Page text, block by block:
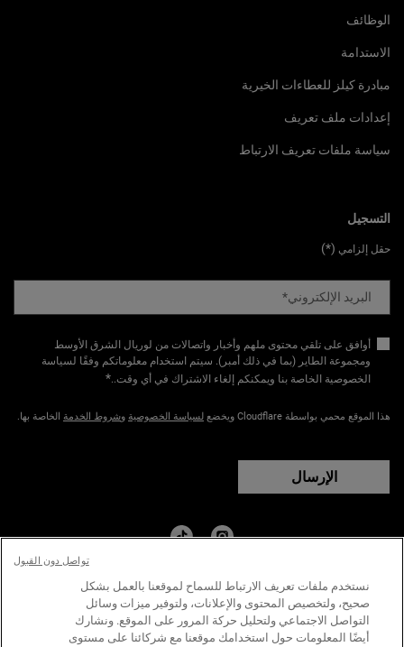
الوظائف
الاستدامة
مبادرة كيلز للعطاءات الخيرية
إعدادات ملف تعريف
سياسة ملفات تعريف الارتباط
التسجيل
حقل إلزامي (*)
البريد الإلكتروني*
أوافق على تلقي محتوى ملهم وأخبار واتصالات من لوريال الشرق الأوسط
ومجموعة الطاير (بما في ذلك أمبر). سيتم استخدام معلوماتكم وفقًا لسياسة
الخصوصية الخاصة بنا ويمكنكم إلغاء الاشتراك في أي وقت.​.
*
هذا الموقع محمي بواسطة Cloudflare ويخضع لسياسة الخصوصية وشروط الخدمة الخاصة بها.
الإرسال
﷼ - SA (AR)
نستخدم ملفات تعريف الارتباط للسماح لموقعنا بالعمل بشكل
صحيح، ولتخصيص المحتوى والإعلانات، ولتوفير ميزات وسائل
التواصل الاجتماعي ولتحليل حركة المرور على الموقع. ونشارك
أيضًا المعلومات حول استخدامك موقعنا مع شركائنا على مستوى
تواصل دون القبول